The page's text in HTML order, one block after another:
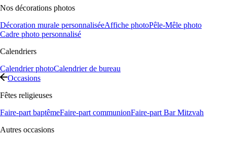
Nos décorations photos
Décoration murale personnaliséeAffiche photoPêle-Mêle photo
Cadre photo personnalisé
Calendriers
Calendrier photoCalendrier de bureau
Occasions
Fêtes religieuses
Faire-part baptêmeFaire-part communionFaire-part Bar Mitzvah
Autres occasions